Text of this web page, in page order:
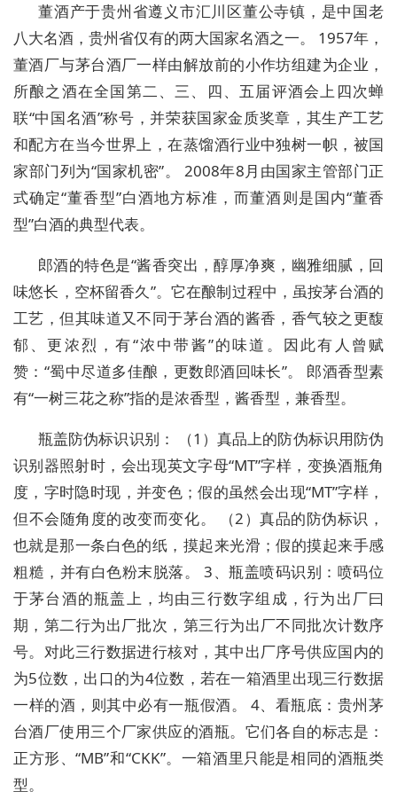
董酒产于贵州省遵义市汇川区董公寺镇，是中国老
八大名酒，贵州省仅有的两大国家名酒之一。 1957年，
董酒厂与茅台酒厂一样由解放前的小作坊组建为企业，
所酿之酒在全国第二、三、四、五届评酒会上四次蝉
联“中国名酒”称号，并荣获国家金质奖章，其生产工艺
和配方在当今世界上，在蒸馏酒行业中独树一帜，被国
家部门列为“国家机密”。 2008年8月由国家主管部门正
式确定“董香型”白酒地方标准，而董酒则是国内“董香
型”白酒的典型代表。
郎酒的特色是“酱香突出，醇厚净爽，幽雅细腻，回
味悠长，空杯留香久”。它在酿制过程中，虽按茅台酒的
工艺，但其味道又不同于茅台酒的酱香，香气较之更馥
郁、更浓烈，有“浓中带酱”的味道。因此有人曾赋
赞：“蜀中尽道多佳酿，更数郎酒回味长”。 郎酒香型素
有“一树三花之称”指的是浓香型，酱香型，兼香型。
瓶盖防伪标识识别： （1）真品上的防伪标识用防伪
识别器照射时，会出现英文字母“MT”字样，变换酒瓶角
度，字时隐时现，并变色；假的虽然会出现“MT”字样，
但不会随角度的改变而变化。 （2）真品的防伪标识，
也就是那一条白色的纸，摸起来光滑；假的摸起来手感
粗糙，并有白色粉末脱落。 3、瓶盖喷码识别：喷码位
于茅台酒的瓶盖上，均由三行数字组成，行为出厂曰
期，第二行为出厂批次，第三行为出厂不同批次计数序
号。对此三行数据进行核对，其中出厂序号供应国内的
为5位数，出口的为4位数，若在一箱酒里出现三行数据
一样的酒，则其中必有一瓶假酒。 4、看瓶底：贵州茅
台酒厂使用三个厂家供应的酒瓶。它们各自的标志是：
正方形、“MB”和“CKK”。一箱酒里只能是相同的酒瓶类
型。